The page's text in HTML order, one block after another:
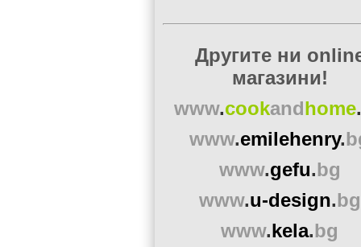
Другите ни
магазини!
www.cookandhome.
www.emilehenry.
www.gefu.bg
www.u-design.bg
www.kela.bg